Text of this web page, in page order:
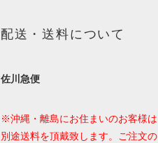
配送・送料について
佐川急便
※沖縄・離島にお住まいのお客様は
別途送料を頂戴致します。ご注文の